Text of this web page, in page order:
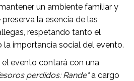
un ambiente familiar y
la esencia de las
respetando tanto el
importancia social del evento.
evento contará con una
perdidos: Rande"a cargo